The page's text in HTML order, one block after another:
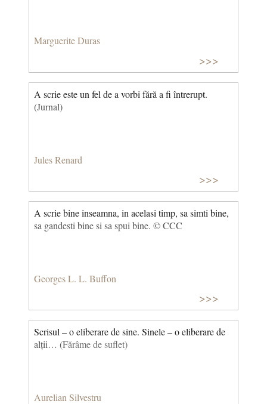
Marguerite Duras
>>>
A scrie este un fel de a vorbi fără a fi întrerupt.
(Jurnal)
Jules Renard
>>>
A scrie bine inseamna, in acelasi timp, sa simti bine,
sa gandesti bine si sa spui bine. © CCC
Georges L. L. Buffon
>>>
Scrisul – o eliberare de sine. Sinele – o eliberare de
alții… (Fărâme de suflet)
Aurelian Silvestru